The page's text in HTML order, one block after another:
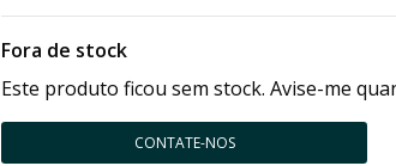
Fora de stock
Este produto ficou sem stock. Avise-me
CONTATE-NOS